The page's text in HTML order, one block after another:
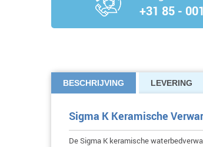
+31 85 -
BESCHRIJVING LEVERING
Sigma K Keramische
De Sigma K keramische